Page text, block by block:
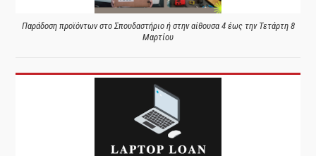
Παράδοση προϊόντων στο Σπουδαστήριο ή στην αίθουσα 4 έως την Τετάρτη 8
Μαρτίου